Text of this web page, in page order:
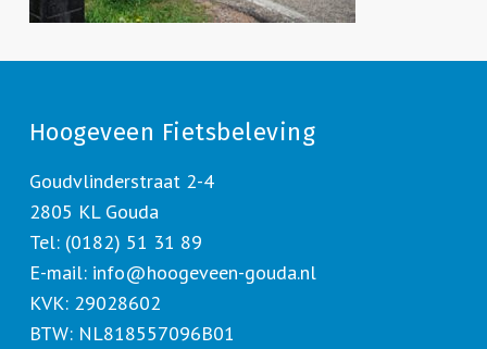
Hoogeveen Fietsbeleving
Goudvlinderstraat 2-4
2805 KL Gouda
Tel: (0182) 51 31 89
E-mail: info@hoogeveen-gouda.nl
KVK: 29028602
BTW: NL818557096B01